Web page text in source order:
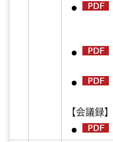
【会議録】